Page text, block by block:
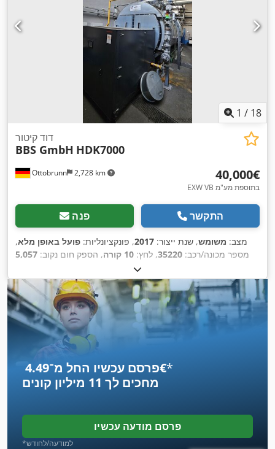
1 / 18
Ottobrunn 2,728 km
דוד קיטור
BBS GmbH HDK7000
‏40,000 ‏€
EXW VB בתוספת מע"מ
פנה התקשר
מצב: משומש, שנת ייצור: 2017, פונקציונליות: פועל באופן מלא,
מספר מכונה/רכב: 35220, לחץ: 10 קורה , הספק חום נקוב: 5,057
פרסם עכשיו החל מ־‏4.49 ‏€*
מחכים לך 11 מיליון קונים
פרסם מודעה עכשיו
*למודעה/לחודש